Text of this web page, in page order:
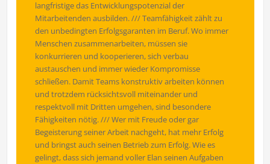
langfristige das Entwicklungspotenzial der
Mitarbeitenden ausbilden. /// Teamfähigkeit zählt zu
den unbedingten Erfolgsgaranten im Beruf. Wo immer
Menschen zusammenarbeiten, müssen sie
konkurrieren und kooperieren, sich verbau
austauschen und immer wieder Kompromisse
schließen. Damit Teams konstruktiv arbeiten können
und trotzdem rücksichtsvoll miteinander und
respektvoll mit Dritten umgehen, sind besondere
Fähigkeiten nötig. /// Wer mit Freude oder gar
Begeisterung seiner Arbeit nachgeht, hat mehr Erfolg
und bringst auch seinen Betrieb zum Erfolg. Wie es
gelingt, dass sich jemand voller Elan seinen Aufgaben